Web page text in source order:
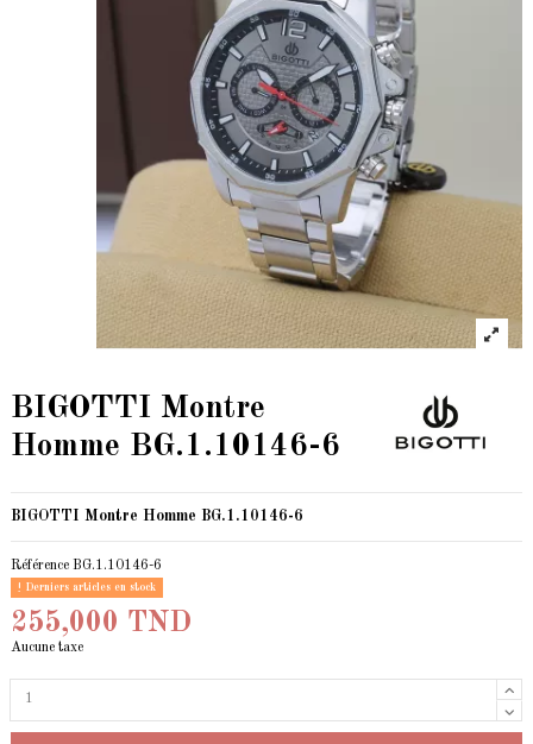
BIGOTTI Montre
Homme BG.1.10146-6
BIGOTTI Montre Homme BG.1.10146-6
Référence BG.1.10146-6
Derniers articles en stock
255,000 TND
Aucune taxe